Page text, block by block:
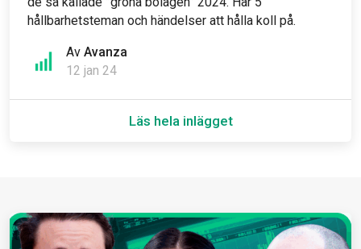
Av Avanza
12 jan 24
hållbarhetsteman och händelser att hålla koll på.
Läs hela inlägget